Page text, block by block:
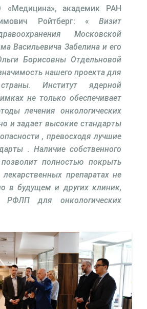
«Медицина», академик РАН
Ройтберг: « Визит
Московской
Васильевича Забелина и его
Борисовны Отдельновой
нашего проекта для
Институт ядерной
не только обеспечивает
лечения онкологических
и задает высокие стандарты
, превосходя лучшие
. Наличие собственного
полностью покрыть
препаратах не
в будущем и других клиник,
РФЛП для онкологических